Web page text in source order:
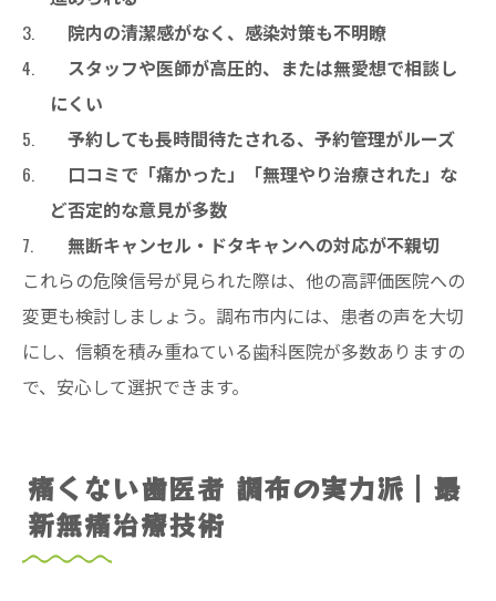
院内の清潔感がなく、感染対策も不明瞭
スタッフや医師が高圧的、または無愛想で相談し
にくい
予約しても長時間待たされる、予約管理がルーズ
口コミで「痛かった」「無理やり治療された」な
ど否定的な意見が多数
無断キャンセル・ドタキャンへの対応が不親切
これらの危険信号が見られた際は、他の高評価医院への
変更も検討しましょう。調布市内には、患者の声を大切
にし、信頼を積み重ねている歯科医院が多数ありますの
で、安心して選択できます。
痛くない歯医者 調布の実力派｜最
新無痛治療技術